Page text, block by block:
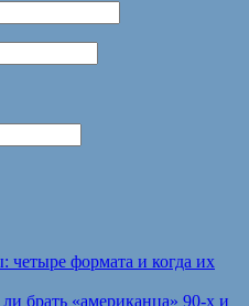
четыре формата и когда их
брать «американца» 90-х и